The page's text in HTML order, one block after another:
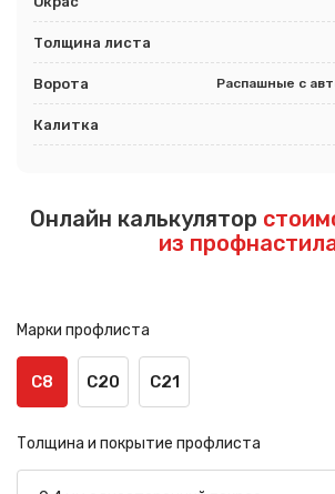
Толщина листа
Ворота Распашные с
Калитка
Онлайн калькулятор
из
Марки профлиста
С8 С20 С21
Толщина и покрытие профлиста